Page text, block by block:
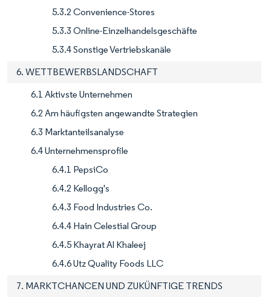
5.3.2 Convenience-Stores
5.3.3 Online-Einzelhandelsgeschäfte
5.3.4 Sonstige Vertriebskanäle
6. WETTBEWERBSLANDSCHAFT
6.1 Aktivste Unternehmen
6.2 Am häufigsten angewandte Strategien
6.3 Marktanteilsanalyse
6.4 Unternehmensprofile
6.4.1 PepsiCo
6.4.2 Kellogg's
6.4.3 Food Industries Co.
6.4.4 Hain Celestial Group
6.4.5 Khayrat Al Khaleej
6.4.6 Utz Quality Foods LLC
7. MARKTCHANCEN UND ZUKÜNFTIGE TRENDS